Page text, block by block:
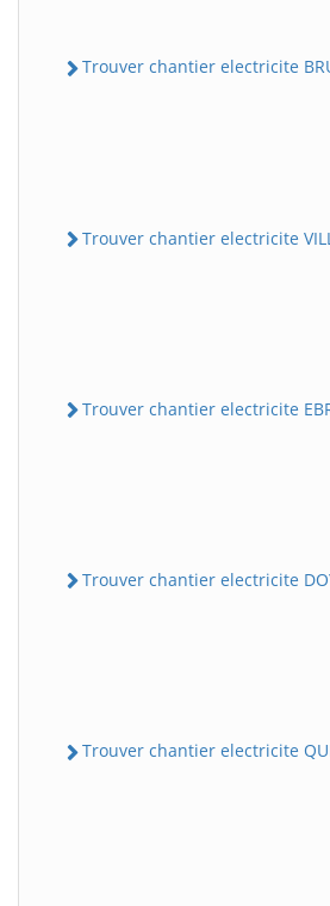
Trouver chantier electricite
Trouver chantier electricite
Trouver chantier electricite
Trouver chantier electricite
Trouver chantier electricite